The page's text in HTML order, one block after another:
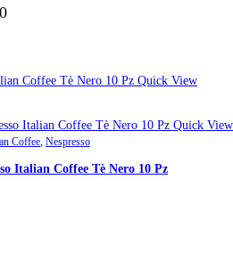
Fascia
€9,50
a
Quick View
Quick View
Coffee, Nespresso
Italian Coffee Tè Nero 10 Pz